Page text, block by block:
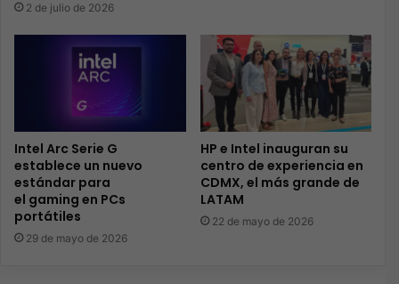
2 de julio de 2026
Intel Arc Serie G
establece un nuevo
estándar para
el gaming en PCs
portátiles
29 de mayo de 2026
HP e Intel inauguran su
centro de experiencia en
CDMX, el más grande de
LATAM
22 de mayo de 2026